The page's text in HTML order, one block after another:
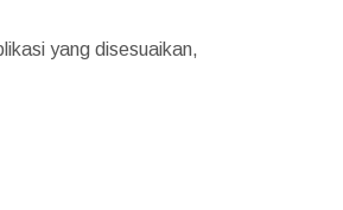
yang disesuaikan,